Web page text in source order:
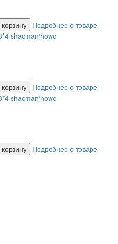
Подробнее о товаре
shacman/howo
Подробнее о товаре
shacman/howo
Подробнее о товаре